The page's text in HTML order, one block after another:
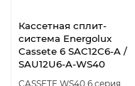
Кассетная сплит-
система Energolux
Cassete 6 SAC12C6-A /
SAU12U6-A-WS40
CASSETE WS40 6 серия